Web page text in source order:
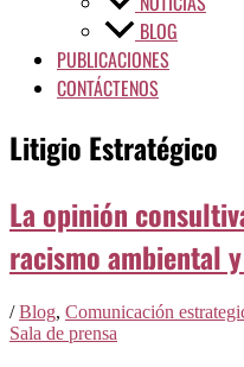
BLOG
PUBLICACIONES
CONTÁCTENOS
Litigio Estratégico
La opinión
racismo ambiental
/Blog, Comunicación
Sala de prensa